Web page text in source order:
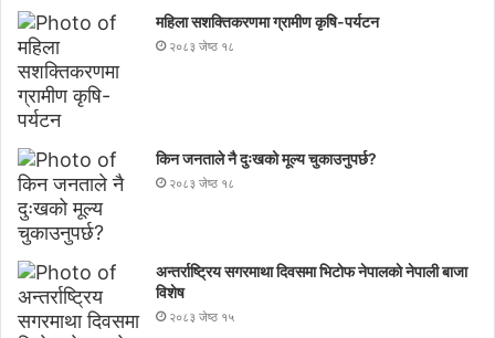
महिला सशक्तिकरणमा ग्रामीण कृषि-पर्यटन
२०८३ जेष्ठ १८
किन जनताले नै दुःखको मूल्य चुकाउनुपर्छ?
२०८३ जेष्ठ १८
अन्तर्राष्ट्रिय सगरमाथा दिवसमा भिटाेफ नेपालकाे नेपाली बाजा
विशेष
२०८३ जेष्ठ १५